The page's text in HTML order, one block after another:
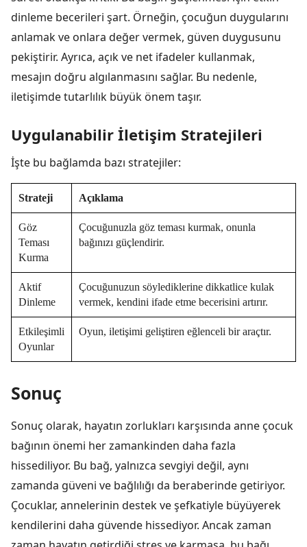
dinleme becerileri şart. Örneğin, çocuğun duygularını
anlamak ve onlara değer vermek, güven duygusunu
pekiştirir. Ayrıca, açık ve net ifadeler kullanmak,
mesajın doğru algılanmasını sağlar. Bu nedenle,
iletişimde tutarlılık büyük önem taşır.
Uygulanabilir İletişim Stratejileri
İşte bu bağlamda bazı stratejiler:
Strateji Açıklama
Göz
Teması
Kurma
Çocuğunuzla göz teması kurmak, onunla
bağınızı güçlendirir.
Aktif
Dinleme
Çocuğunuzun söylediklerine dikkatlice kulak
vermek, kendini ifade etme becerisini artırır.
Etkileşimli
Oyunlar
Oyun, iletişimi geliştiren eğlenceli bir araçtır.
Sonuç
Sonuç olarak, hayatın zorlukları karşısında anne çocuk
bağının önemi her zamankinden daha fazla
hissediliyor. Bu bağ, yalnızca sevgiyi değil, aynı
zamanda güveni ve bağlılığı da beraberinde getiriyor.
Çocuklar, annelerinin destek ve şefkatiyle büyüyerek
kendilerini daha güvende hissediyor. Ancak zaman